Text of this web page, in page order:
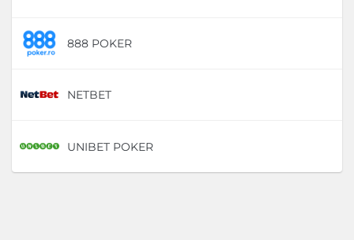
888 POKER
NETBET
UNIBET POKER